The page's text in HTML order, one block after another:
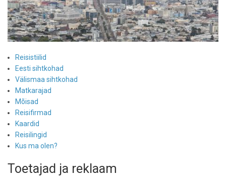
Reisistiilid
Eesti sihtkohad
Välismaa sihtkohad
Matkarajad
Mõisad
Reisifirmad
Kaardid
Reisilingid
Kus ma olen?
Toetajad ja reklaam